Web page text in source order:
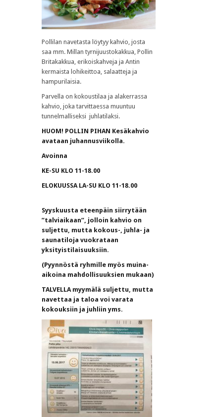
Pollilan navetasta löytyy kahvio, josta
saa mm. Millan tyrnijuustokakkua, Pollin
Britakakkua, erikoiskahveja ja Antin
kermaista lohikeittoa, salaatteja ja
hampurilaisia.
Parvella on kokoustilaa ja alakerrassa
kahvio, joka tarvittaessa muuntuu
tunnelmalliseksi juhlatilaksi.
HUOM! POLLIN PIHAN Kesäkahvio
avataan juhannusviikolla.
Avoinna
KE-SU KLO 11-18.00
ELOKUUSSA LA-SU KLO 11-18.00
Syyskuusta eteenpäin siirrytään
”talviaikaan”, jolloin kahvio on
suljettu, mutta kokous-, juhla- ja
saunatiloja vuokrataan
yksityistilaisuuksiin.
(Pyynnöstä ryhmille myös muina-
aikoina mahdollisuuksien mukaan)
TALVELLA myymälä suljettu, mutta
navettaa ja taloa voi varata
kokouksiin ja juhliin yms.